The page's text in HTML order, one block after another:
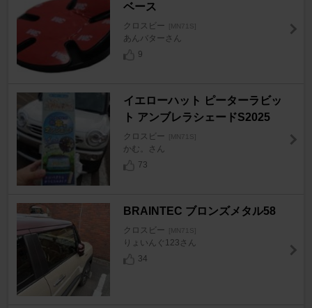
ベース
クロスビー [MN71S]
あんバターさん
9
イエローハット ピーターラビッ
ト アンブレラシェードS2025
クロスビー [MN71S]
かむ。さん
73
BRAINTEC ブロンズメタル58
クロスビー [MN71S]
りょいんぐ123さん
34